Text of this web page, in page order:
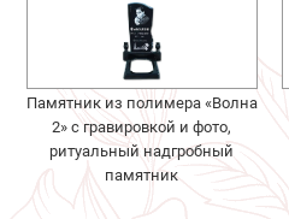
Памятник из полимера «Волна
2» с гравировкой и фото,
ритуальный надгробный
памятник